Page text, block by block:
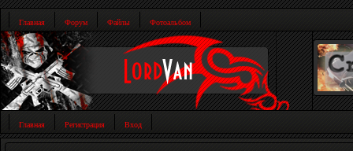
Главная Форум Файлы Фотоальбом
Главная Регистрация Вход